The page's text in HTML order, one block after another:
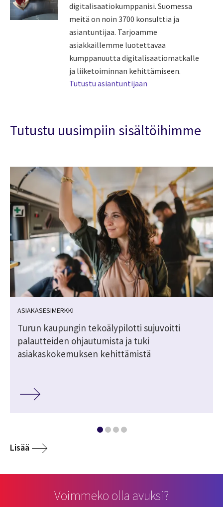
digitalisaatiokumppanisi. Suomessa
meitä on noin 3700 konsulttia ja
asiantuntijaa. Tarjoamme
asiakkaillemme luotettavaa
kumppanuutta digitalisaatiomatkalle
ja liiketoiminnan kehittämiseen.
Tutustu asiantuntijaan
Tutustu uusimpiin sisältöihimme
ASIAKASESIMERKKI
Turun kaupungin tekoälypilotti sujuvoitti
palautteiden ohjautumista ja tuki
asiakaskokemuksen kehittämistä
Lisää
Voimmeko olla avuksi?